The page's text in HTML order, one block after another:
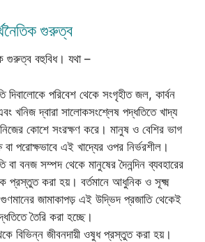
গুরুত্ব
গুরুত্ব বহুবিধ। যথা –
দিবালোকে পরিবেশ থেকে সংগৃহীত জল, কার্বন
খনিজ দ্বারা সালোকসংশ্লেষ পদ্ধতিতে খাদ্য
কোশে সংরক্ষণ করে। মানুষ ও বেশির ভাগ
বা পরোক্ষভাবে এই খাদ্যের ওপর নির্ভরশীল।
বা বনজ সম্পদ থেকে মানুষের দৈনন্দিন ব্যবহারের
প্রস্তুত করা হয়। বর্তমানে আধুনিক ও সূক্ষ্ম
জামাকাপড় এই উদ্ভিদ প্রজাতি থেকেই
তৈরি করা হচ্ছে।
বিভিন্ন জীবনদায়ী ওষুধ প্রস্তুত করা হয়।